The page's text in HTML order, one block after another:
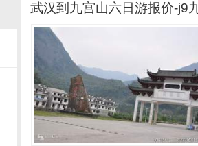
武汉到九宫山六日游报价-j9